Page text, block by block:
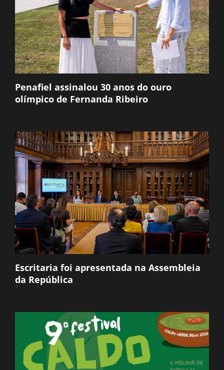
Penafiel assinalou 30 anos do ouro
olímpico de Fernanda Ribeiro
Escritaria foi apresentada na Assembleia
da República